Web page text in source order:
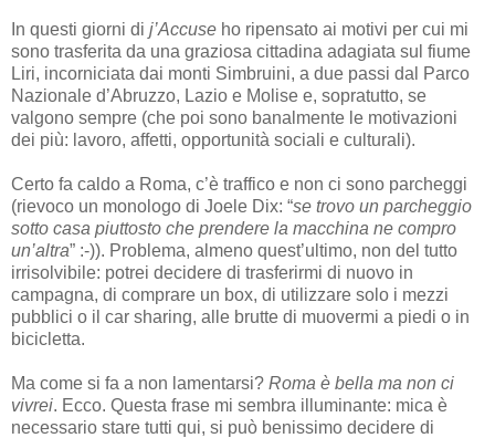
In questi giorni di j’Accuse ho ripensato ai motivi per cui mi
sono trasferita da una graziosa cittadina adagiata sul fiume
Liri, incorniciata dai monti Simbruini, a due passi dal Parco
Nazionale d’Abruzzo, Lazio e Molise e, sopratutto, se
valgono sempre (che poi sono banalmente le motivazioni
dei più: lavoro, affetti, opportunità sociali e culturali).
Certo fa caldo a Roma, c’è traffico e non ci sono parcheggi
(rievoco un monologo di Joele Dix: “se trovo un parcheggio
sotto casa piuttosto che prendere la macchina ne compro
un’altra” :-)). Problema, almeno quest’ultimo, non del tutto
irrisolvibile: potrei decidere di trasferirmi di nuovo in
campagna, di comprare un box, di utilizzare solo i mezzi
pubblici o il car sharing, alle brutte di muovermi a piedi o in
bicicletta.
Ma come si fa a non lamentarsi? Roma è bella ma non ci
vivrei. Ecco. Questa frase mi sembra illuminante: mica è
necessario stare tutti qui, si può benissimo decidere di